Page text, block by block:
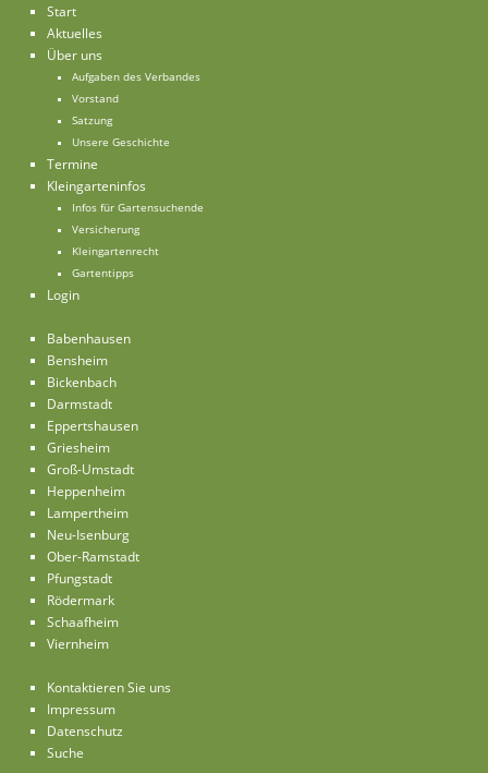
Start
Aktuelles
Über uns
Aufgaben des Verbandes
Vorstand
Satzung
Unsere Geschichte
Termine
Kleingarteninfos
Infos für Gartensuchende
Versicherung
Kleingartenrecht
Gartentipps
Login
Babenhausen
Bensheim
Bickenbach
Darmstadt
Eppertshausen
Griesheim
Groß-Umstadt
Heppenheim
Lampertheim
Neu-Isenburg
Ober-Ramstadt
Pfungstadt
Rödermark
Schaafheim
Viernheim
Kontaktieren Sie uns
Impressum
Datenschutz
Suche